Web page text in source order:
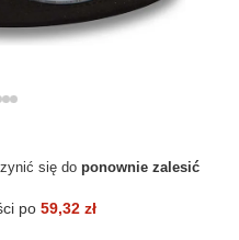
się do ponownie zalesić
po 59,32 zł